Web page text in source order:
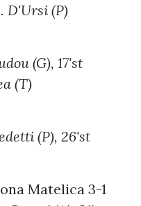
D'Ursi (P)
(G), 17'st
(T)
(P), 26'st
Matelica 3-1